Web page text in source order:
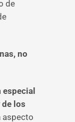
de
no
especial
los
aspecto